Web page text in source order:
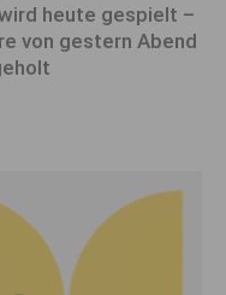
heute gespielt –
von gestern Abend